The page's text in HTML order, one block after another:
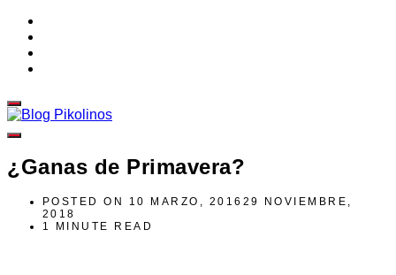
¿Ganas de Primavera?
POSTED ON 10 MARZO, 2016 29 NOVIEMBRE,
2018
1 MINUTE READ